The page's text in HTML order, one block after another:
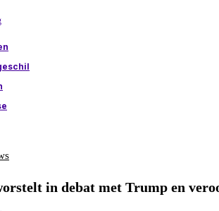
in debat met Trump en